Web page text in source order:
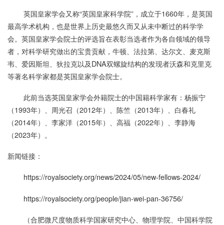
英国皇家学会又称“英国皇家科学院”，成立于1660年，是英国
最高学术机构，也是世界上历史最悠久而又从未中断过的科学学
会。英国皇家学会院士的评选旨在表彰当选者作为各自领域的领导
者，对科学研究做出的宝贵贡献，牛顿、法拉第、达尔文、麦克斯
韦、爱因斯坦、狄拉克以及DNA双螺旋结构的发现者沃森和克里克
等著名科学家都是英国皇家学会院士。
此前当选英国皇家学会外籍院士的中国籍科学家有：杨振宁
（1993年）、周光召（2012年）、陈竺（2013年）、白春礼
（2014年）、李家洋（2015年）、高福（2022年）、李静海
（2023年）。
新闻链接：
https://royalsociety.org/news/2024/05/new-fellows-2024/
https://royalsociety.org/people/jian-wei-pan-36756/
（合肥微尺度物质科学国家研究中心、物理学院、中国科学院